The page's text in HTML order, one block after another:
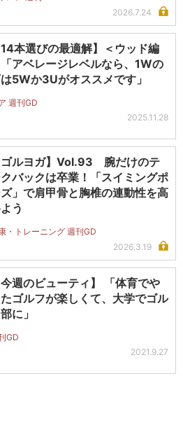
2026.7.24
14本選びの最適解】＜ウッド編
「アベレージレベルなら、1Wの
5Wか3Uがオススメです」
週刊GD
2025.11.28
ゴルヨガ】Vol.93 腕だけのテ
バックは卒業！「スイミングポ
」で肩甲骨と胸椎の連動性を高
う
・トレーニング 週刊GD
2026.3.19
今週のビューティ】 「体育でや
ゴルフが楽しくて、大学でゴル
に」
GD
2021.9.27